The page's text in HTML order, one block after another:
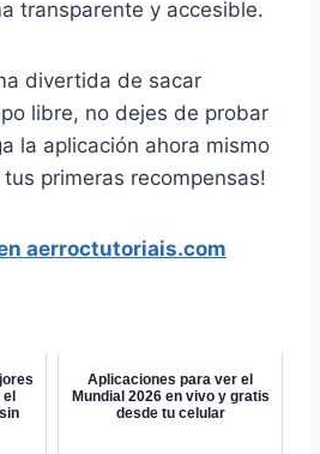
transparente y accesible.
divertida de sacar
libre, no dejes de probar
la aplicación ahora mismo
primeras recompensas!
aerroctutoriais.com
Aplicaciones para ver el
Mundial 2026 en vivo y gratis
desde tu celular